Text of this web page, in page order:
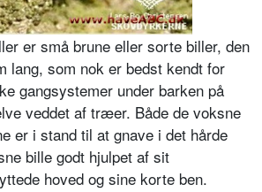
er små brune eller sorte biller, den
lang, som nok er bedst kendt for
gangsystemer un­der barken på
veddet af træer. Både de voksne
er i stand til at gnave i det hårde
bille godt hjulpet af sit
hoved og sine korte ben.